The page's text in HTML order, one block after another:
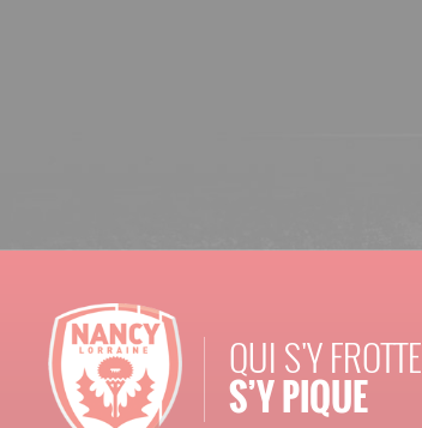
QUI S'Y FROTTE
S’Y PIQUE